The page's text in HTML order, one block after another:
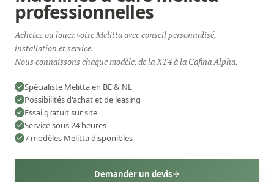
professionnelles
Achetez ou louez votre Melitta avec conseil personnalisé,
installation et service.
Nous connaissons chaque modèle, de la XT4 à la Cafina Alpha.
Spécialiste Melitta en BE & NL
Possibilités d'achat et de leasing
Essai gratuit sur site
Service sous 24 heures
7 modèles Melitta disponibles
Demander un devis